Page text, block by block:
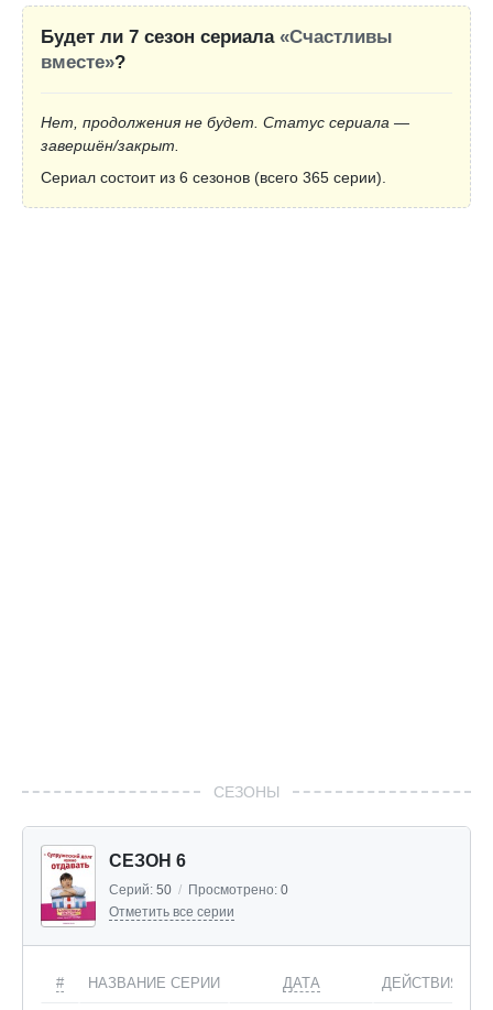
Будет ли 7 сезон сериала «Счастливы
вместе»?
Нет, продолжения не будет. Статус сериала —
завершён/закрыт.
Сериал состоит из 6 сезонов (всего 365 серии).
СЕЗОНЫ
СЕЗОН 6
Серий: 50 / Просмотрено: 0
Отметить все серии
# НАЗВАНИЕ СЕРИИ ДАТА ДЕЙСТВИЯ